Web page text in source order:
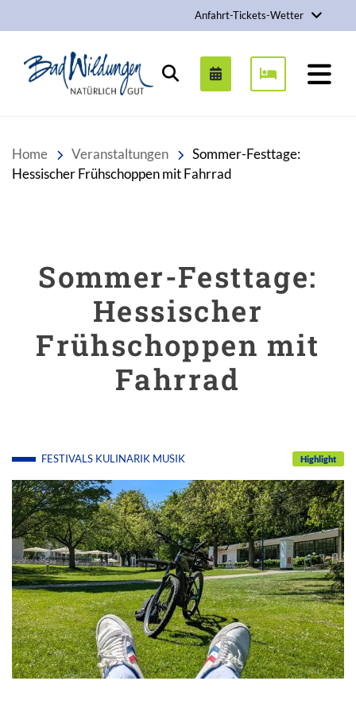
Anfahrt-Tickets-Wetter
Stadt Bad Wildungen
Suchen
Home Veranstaltungen
Sommer-Festtage:
Hessischer Frühschoppen mit Fahrrad
Sommer-Festtage:
Hessischer
Frühschoppen mit
Fahrrad
FESTIVALS KULINARIK MUSIK Highlight